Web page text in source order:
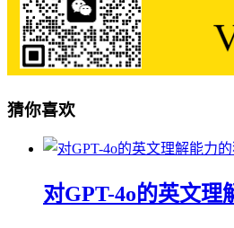
猜你喜欢
对GPT-4o的英文理